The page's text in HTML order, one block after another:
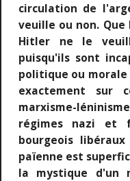
circulation de
veuille ou non. Que
Hitler ne le
puisqu'ils sont
politique ou morale
exactement sur
marxisme-
régimes nazi et
bourgeois
païenne est
la mystique d'un